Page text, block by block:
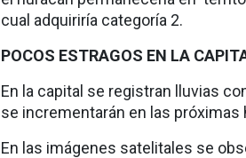
cual adquiriría categoría 2.
POCOS ESTRAGOS EN LA
En la capital se registran lluvias
se incrementarán en las próximas
En las imágenes satelitales se